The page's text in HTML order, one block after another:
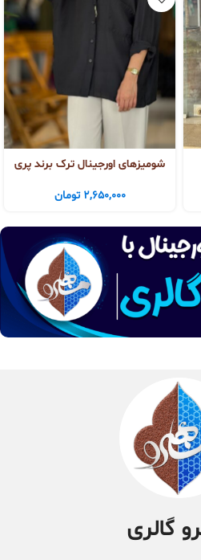
شومیزهای اورجینال ترک برند پری
2,650,000 تومان
گالری